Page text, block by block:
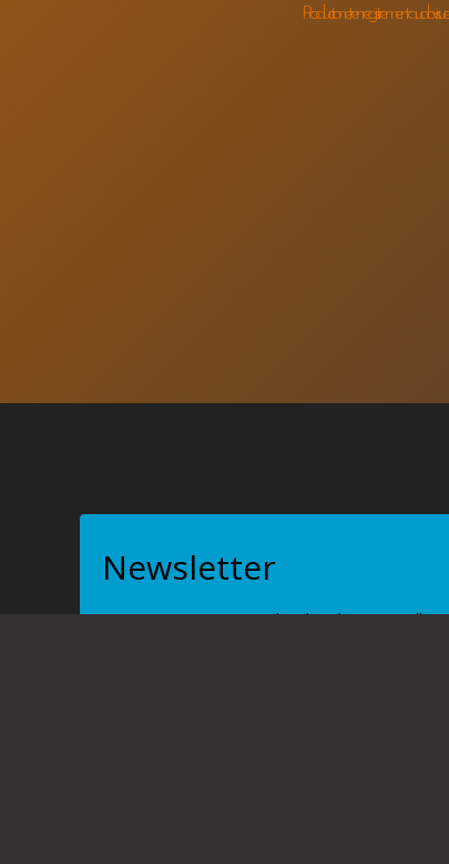
Production et enregistrement audiovisuel
Newsletter
Inscris-toi pour recevoir les dernières nouvelles